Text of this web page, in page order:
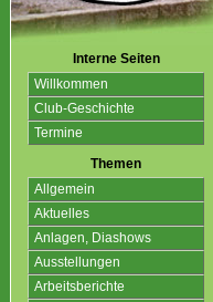
Interne Seiten
Willkommen
Club-Geschichte
Termine
Themen
Allgemein
Aktuelles
Anlagen, Diashows
Ausstellungen
Arbeitsberichte